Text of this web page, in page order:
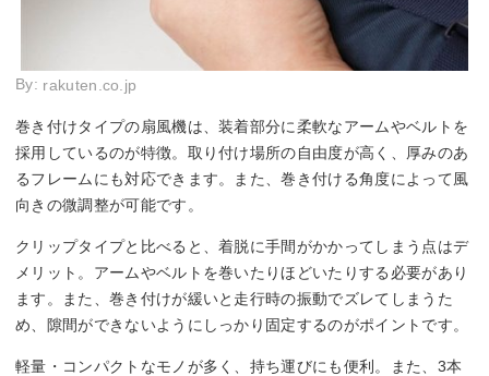
By: rakuten.co.jp
巻き付けタイプの扇風機は、装着部分に柔軟なアームやベルトを
採用しているのが特徴。取り付け場所の自由度が高く、厚みのあ
るフレームにも対応できます。また、巻き付ける角度によって風
向きの微調整が可能です。
クリップタイプと比べると、着脱に手間がかかってしまう点はデ
メリット。アームやベルトを巻いたりほどいたりする必要があり
ます。また、巻き付けが緩いと走行時の振動でズレてしまうた
め、隙間ができないようにしっかり固定するのがポイントです。
軽量・コンパクトなモノが多く、持ち運びにも便利。また、3本